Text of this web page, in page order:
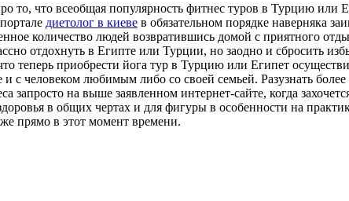
то, что всеобщая популярность фитнес туров в Турцию или
диетолог в киеве в обязательном порядке наверняка
количество людей возвратившись домой с приятного
отдохнуть в Египте или Турции, но заодно и сбросить
теперь приобрести йога тур в Турцию или Египет
и с человеком любимым либо со своей семьей. Разузнать
запросто на выше заявленном интернет-сайте, когда
в общих чертах и для фигуры в особенности на
прямо в этот момент времени.